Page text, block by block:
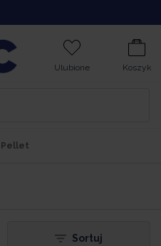
Ulubione Koszyk
Pellet
Sortuj